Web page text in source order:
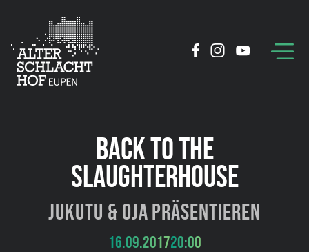
BACK TO THE
SLAUGHTERHOUSE
Jukutu & OJA präsentieren
16.09.201720:00